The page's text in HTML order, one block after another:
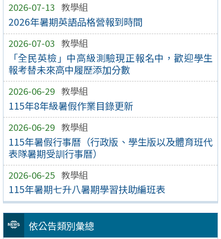
2026-07-13 教學組
2026年暑期英語品格營報到時間
2026-07-03 教學組
「全民英檢」中高級測驗現正報名中，歡迎學生
報考替未來高中履歷添加分數
2026-06-29 教學組
115年8年級暑假作業目錄更新
2026-06-29 教學組
115年暑假行事曆（行政版、學生版以及體育班代
表隊暑期受訓行事曆）
2026-06-25 教學組
115年暑期七升八暑期學習扶助編班表
依公告類別彙總